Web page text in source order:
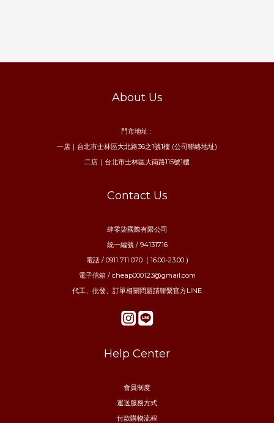
About Us
門市地址 :
一店｜台北市士林區大北路36之1號1樓 (公司聯絡地址)
二店｜台北市士林區大南路115號1樓
Contact Us
肆零柒國際有限公司
統一編號 / 94131716
電話 / 0911 711 070 ( 16:00-23:00 )
電子信箱 / cheap000123@gmail.com
代工、批發、訂單相關問題請聯繫官方LINE
Help Center
會員制度
運送服務方式
付款購物流程